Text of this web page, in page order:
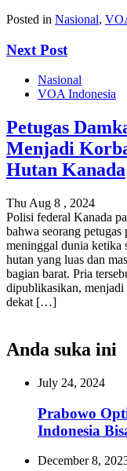
Posted in Nasional,
Next Post
Nasional
VOA Indonesia
Petugas
Menjadi
Hutan Kanada
Thu Aug 8 , 2024
Polisi federal Kanada
bahwa seorang petugas
meninggal dunia ketika
hutan yang luas dan
bagian barat. Pria
dipublikasikan, menjadi
dekat […]
Anda suka ini
July 24, 2024
Prabowo
Indonesia
December 8,